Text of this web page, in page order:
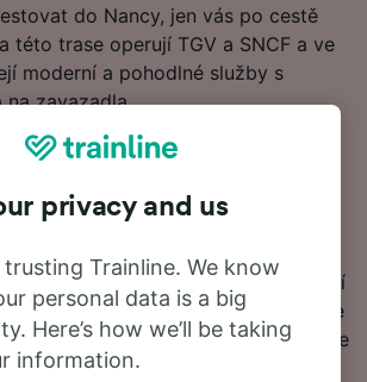
do Nancy, jen vás po cestě
této trase operují TGV a SNCF a ve
moderní a pohodlné služby s
zavazadla.
cest v horní části stránky k
jízdenek s – my vám ukážeme, kolik
vlakových jízdenkách z Vienne do
rezervujete s předstihem.
vlakové jízdenky do Nancy? Není
hledat u nás ještě dnes. Pokud se
víc o cestě, níže najdete naše
rezervaci levných jízdenek a naše
privacy and us
Trainline. We know
personal data is a big
Here’s how we’ll be taking
information.